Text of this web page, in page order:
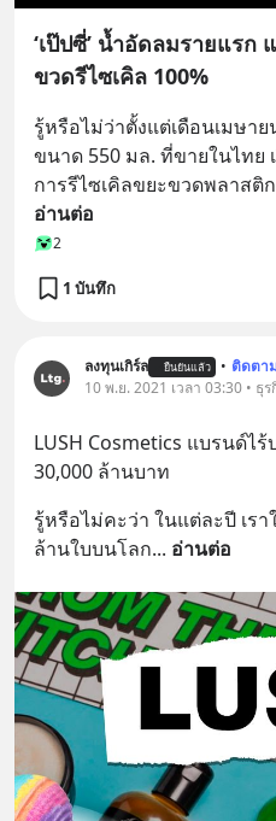
‘เป๊ปซี่’ น้ำอัดลมรายแรก
ขวดรีไซเคิล 100%
รู้หรือไม่ว่าตั้งแต่เดือนเมษา
ขนาด 550 มล. ที่ขายในไทย
การรีไซเคิลขยะขวดพลาสติ
อ่านต่อ
2
1 บันทึก
ลงทุนเกิร์ล ยืนยันแล้ว • ติดตา
10 พ.ย. 2021 เวลา 03:30 • ธุร
LUSH Cosmetics แบรนด์ไ
30,000 ล้านบาท
รู้หรือไม่คะว่า ในแต่ละปี เร
ล้านใบบนโลก... อ่านต่อ